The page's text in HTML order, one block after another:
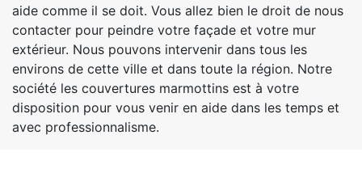
aide comme il se doit. Vous allez bien le droit de nous
contacter pour peindre votre façade et votre mur
extérieur. Nous pouvons intervenir dans tous les
environs de cette ville et dans toute la région. Notre
société les couvertures marmottins est à votre
disposition pour vous venir en aide dans les temps et
avec professionnalisme.